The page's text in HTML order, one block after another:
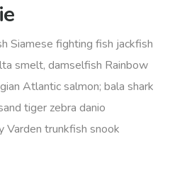
Siamese fighting fish jackfish
smelt, damselfish Rainbow
Atlantic salmon; bala shark
tiger zebra danio
Varden trunkfish snook